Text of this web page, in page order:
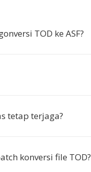
TOD ke ASF?
tetap terjaga?
konversi file TOD?